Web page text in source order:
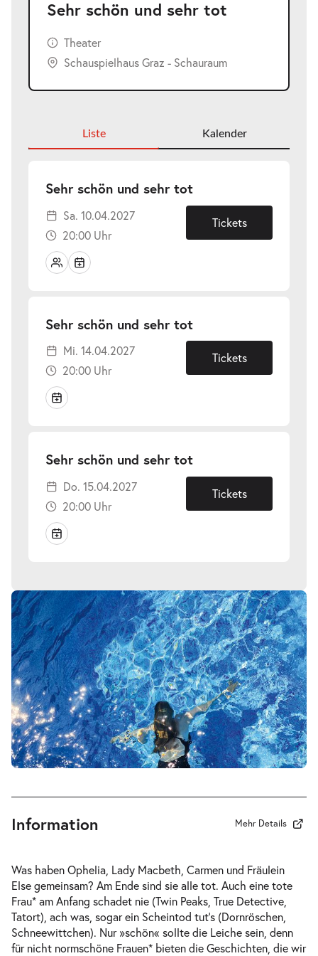
Sehr schön und sehr tot
Theater
Schauspielhaus Graz - Schauraum
Liste Kalender
Sehr schön und sehr tot-
Sa.
10.04.2027
Sa. 10.04.2027
20:00 Uhr
Tickets
Sehr schön und sehr tot-
Mi.
14.04.2027
Mi. 14.04.2027
20:00 Uhr
Tickets
Sehr schön und sehr tot-
Do.
15.04.2027
Do. 15.04.2027
20:00 Uhr
Tickets
Information Mehr Details
Was haben Ophelia, Lady Macbeth, Carmen und Fräulein
Else gemeinsam? Am Ende sind sie alle tot. Auch eine tote
Frau* am Anfang schadet nie (Twin Peaks, True Detective,
Tatort), ach was, sogar ein Scheintod tut’s (Dornröschen,
Schneewittchen). Nur »schön« sollte die Leiche sein, denn
für nicht normschöne Frauen* bieten die Geschichten, die wir